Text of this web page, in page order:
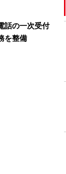
話の一次受付
を整備